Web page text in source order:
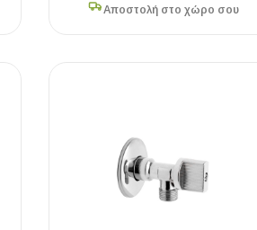
Αποστολή στο χώρο σου